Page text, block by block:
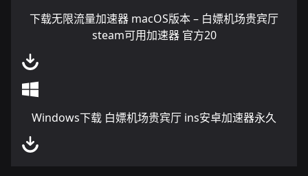
下载无限流量加速器 macOS版本 – 白嫖机场贵宾厅
steam可用加速器 官方20
Windows下载 白嫖机场贵宾厅 ins安卓加速器永久